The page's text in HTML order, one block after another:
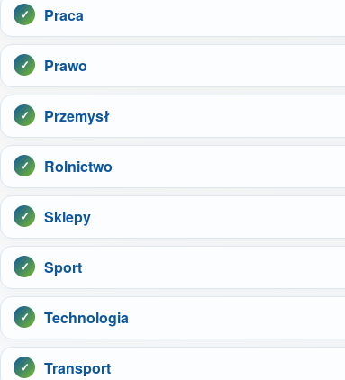
Praca
Prawo
Przemysł
Rolnictwo
Sklepy
Sport
Technologia
Transport